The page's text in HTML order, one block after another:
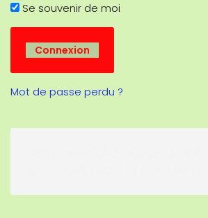
Se souvenir de moi
Mot de passe perdu ?